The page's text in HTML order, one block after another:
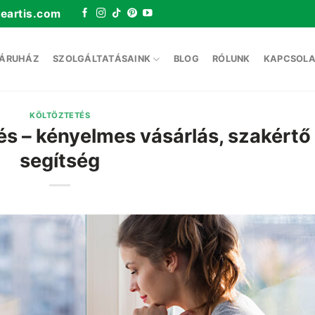
SZOLGÁLTATÁSAINK BLOG RÓLUNK
KÖLTÖZTETÉS
– kényelmes vásárlás, szakértő
segítség